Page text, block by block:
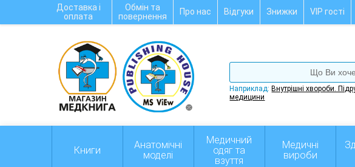
Доставка і
оплата
Обмін та
повернення
Про нас Відгуки Знижки VIP гості
Наприклад: Внутрішні хвороби.
медицини
Книги
Анатомічні
моделі
Медичний
одяг та
взуття
Медичні
вироби